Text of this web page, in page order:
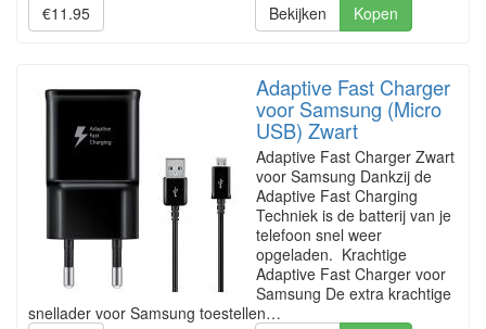
€11.95
Bekijken Kopen
Adaptive Fast Charger
voor Samsung (Micro
USB) Zwart
Adaptive Fast Charger Zwart
voor Samsung Dankzij de
Adaptive Fast Charging
Techniek is de batterij van je
telefoon snel weer
opgeladen. Krachtige
Adaptive Fast Charger voor
Samsung De extra krachtige
snellader voor Samsung toestellen…